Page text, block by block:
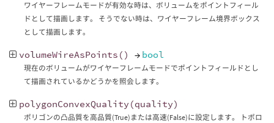
ワイヤーフレームモードが有効な時は、ボリュームをポイントフィール
ドとして描画します。 そうでない時は、ワイヤーフレーム境界ボックス
として描画します。
volumeWireAsPoints () → bool
現在のボリュームがワイヤーフレームモードでポイントフィールドとし
て描画されているかどうかを照会します。
polygonConvexQuality (quality)
ポリゴンの凸品質を高品質(True)または高速(False)に設定します。 トポロ